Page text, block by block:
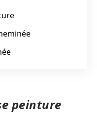
peinture